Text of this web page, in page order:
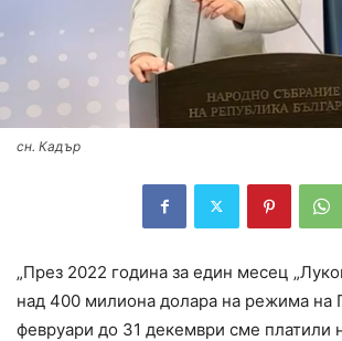
сн. Кадър
„През 2022 година за един месец
над 400 милиона долара на режима на
февруари до 31 декември сме платили